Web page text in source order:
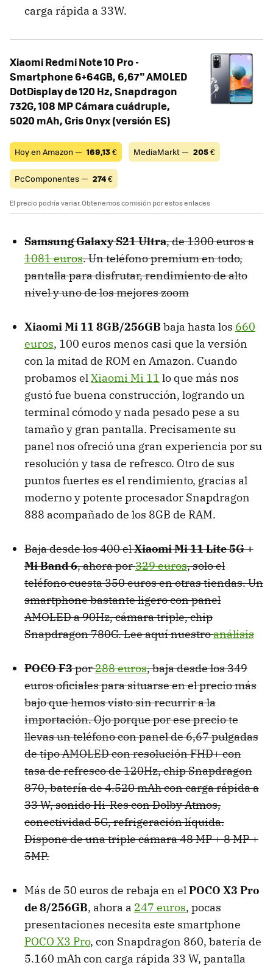
carga rápida a 33W.
Xiaomi Redmi Note 10 Pro -
Smartphone 6+64GB, 6,67" AMOLED
DotDisplay de 120 Hz, Snapdragon
732G, 108 MP Cámara cuádruple,
5020 mAh, Gris Onyx (versión ES)
Hoy en Amazon — 169,13€ MediaMarkt — 205€
PcComponentes — 274€
El precio podría variar. Obtenemos comisión por estos enlaces
Samsung Galaxy S21 Ultra, de 1300 euros a
1081 euros. Un teléfono premium en todo,
pantalla para disfrutar, rendimiento de alto
nivel y uno de los mejores zoom
Xiaomi Mi 11 8GB/256GB baja hasta los 660
euros, 100 euros menos casi que la versión
con la mitad de ROM en Amazon. Cuando
probamos elXiaomi Mi 11 lo que más nos
gustó fue buena construcción, logrando un
terminal cómodo y nada pesado pese a su
tamaño y gran pantalla. Precisamente su
panel nos ofreció una gran experiencia por su
resolución y tasa de refresco. Otro de sus
puntos fuertes es el rendimiento, gracias al
moderno y potente procesador Snapdragon
888 acompañado de los 8GB de RAM.
Baja desde los 400 elXiaomi Mi 11 Lite 5G +
Mi Band 6, ahora por329 euros, solo el
teléfono cuesta 350 euros en otras tiendas. Un
smartphone bastante ligero con panel
AMOLED a 90Hz, cámara triple, chip
Snapdragon 780G. Lee aquí nuestroanálisis
POCO F3por288 euros, baja desde los 349
euros oficiales para situarse en el precio más
bajo que hemos visto sin recurrir a la
importación. Ojo porque por ese precio te
llevas un teléfono con panel de 6,67 pulgadas
de tipo AMOLED con resolución FHD+ con
tasa de refresco de 120Hz, chip Snapdragon
870, batería de 4.520 mAh con carga rápida a
33 W, sonido Hi-Res con Dolby Atmos,
conectividad 5G, refrigeración líquida.
Dispone de una triple cámara 48 MP + 8 MP +
5MP.
Más de 50 euros de rebaja en elPOCO X3 Pro
de 8/256GB, ahora a 247 euros, pocas
presentaciones necesita este smartphone
POCO X3 Pro, con Snapdragon 860, batería de
5.160 mAh con carga rápida 33 W, pantalla